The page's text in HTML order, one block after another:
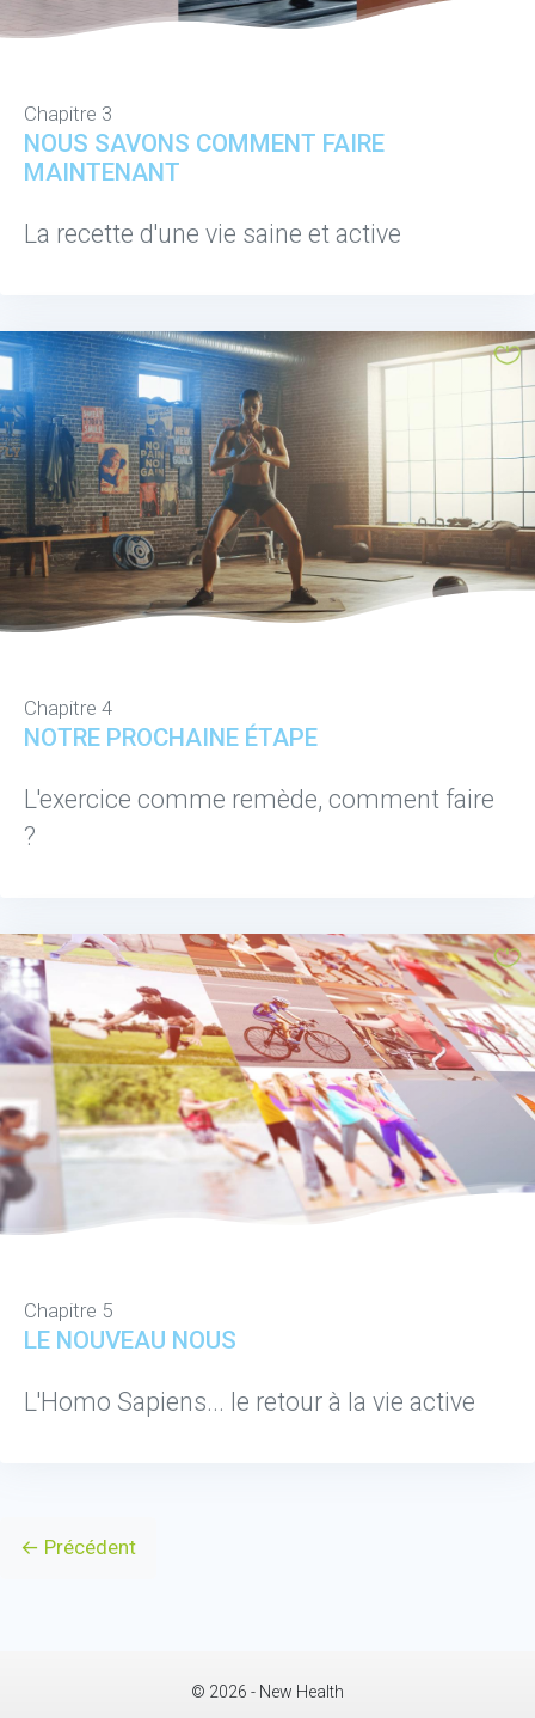
Chapitre 3
NOUS SAVONS COMMENT FAIRE
MAINTENANT
La recette d'une vie saine et active
Chapitre 4
NOTRE PROCHAINE ÉTAPE
L'exercice comme remède, comment faire
?
Chapitre 5
LE NOUVEAU NOUS
L'Homo Sapiens... le retour à la vie active
← Précédent
© 2026 - New Health